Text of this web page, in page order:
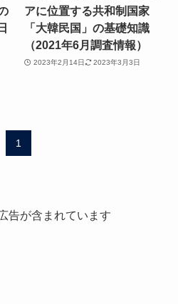
アに位置する共和制国家
「大韓民国」の基礎知識
（2021年6月調査情報）
2023年2月14日 2023年3月3日
1
告が含まれています